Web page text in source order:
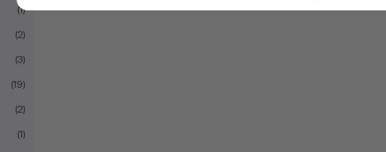
(1)
(2)
(3)
(19)
(2)
(1)